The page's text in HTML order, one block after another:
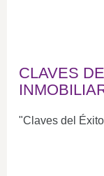
CLAVES
"Claves del